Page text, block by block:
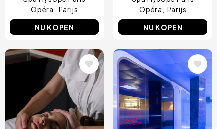
Opéra
Parijs
NU KOPEN
Opéra
Parijs
NU KOPEN
Afbeelding Afbeelding